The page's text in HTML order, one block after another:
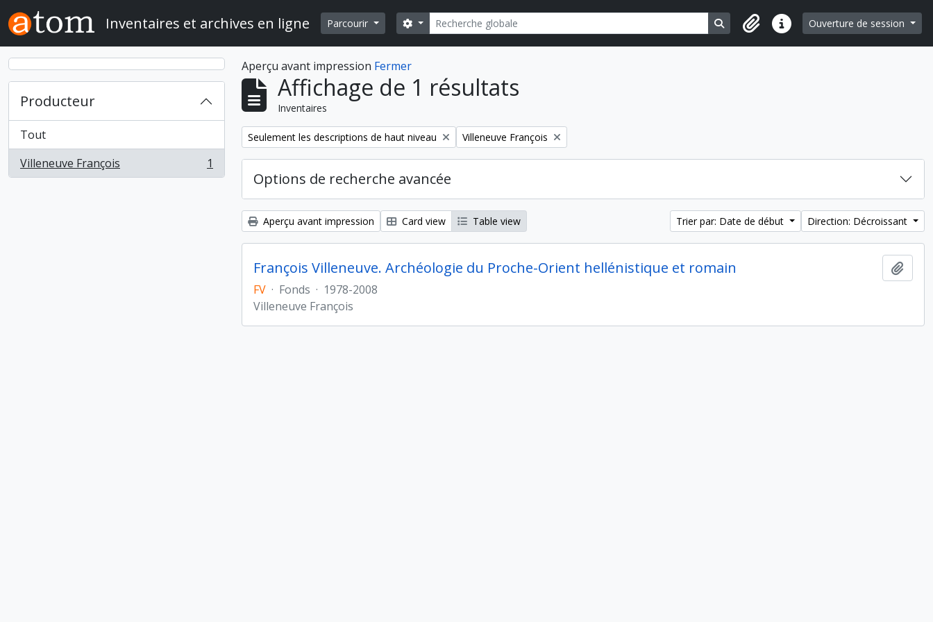
Skip to main content
Inventaires et archives en ligne Parcourir Rechercher
Search options Search in browse page
Liens rapidesOuverture de session
Producteur
Tout
Villeneuve François
, 1 résultats 1
Aperçu avant impression Fermer
Affichage de 1 résultats
Inventaires
Remove filter:
Seulement les descriptions de haut niveau Remove filter:
Villeneuve François
Options de recherche avancée
Aperçu avant impression Card view Table view Trier par: Date de début Direction: Décroissant
François Villeneuve. Archéologie du Proche-Orient hellénistique et romain
FV · Fonds · 1978-2008
Villeneuve François